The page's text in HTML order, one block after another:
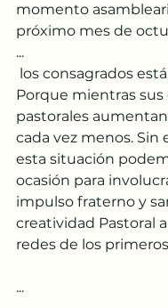
momento
próximo mes de
...
Porque mientras sus
pastorales
cada vez menos. Sin
esta situación
ocasión para
impulso fraterno y
creatividad Pastoral a
redes de los
...